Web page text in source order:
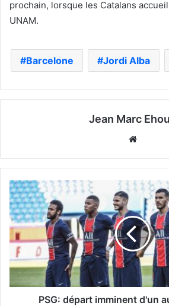
prochain, lorsque les Catalans
UNAM.
Barcelone Jordi Alba
Jean Marc
PSG: départ imminent d'un